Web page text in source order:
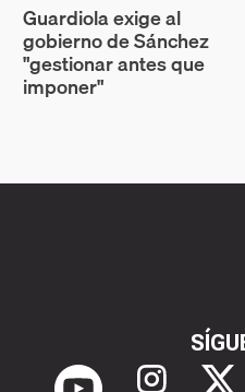
Guardiola exige al
gobierno de Sánchez
"gestionar antes que
imponer"